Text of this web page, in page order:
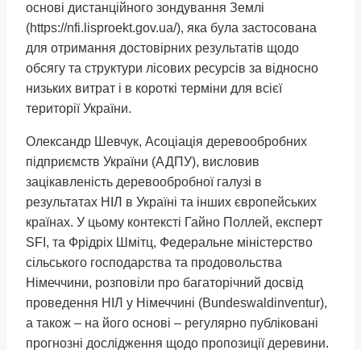
основі дистанційного зондування Землі
(https://nfi.lisproekt.gov.ua/), яка була застосована
для отримання достовірних результатів щодо
обсягу та структури лісових ресурсів за відносно
низьких витрат і в короткі терміни для всієї
території України.
Олександр Шевчук, Асоціація деревообробних
підприємств України (АДПУ), висловив
зацікавленість деревообробної галузі в
результатах НІЛ в Україні та інших європейських
країнах. У цьому контексті Гайно Поллей, експерт
SFI, та Фрідріх Шмітц, Федеральне міністерство
сільського господарства та продовольства
Німеччини, розповіли про багаторічний досвід
проведення НІЛ у Німеччині (Bundeswaldinventur),
а також – на його основі – регулярно публіковані
прогнозні дослідження щодо пропозиції деревини.